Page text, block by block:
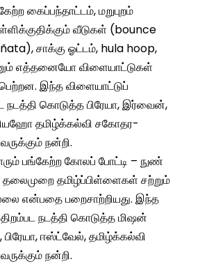
கைப்பந்தாட்டம், மறுபுறம்
வீடுகள் (bounce
சாக்கு ஓட்டம், hula hoop,
எத்தனையோ விளையாட்டுகள்
இந்த விளையாட்டுப்
நடத்தி கொடுத்த பிரேயா, இர்வைன்,
தமிழ்க்கல்வி சகோதர-
நன்றி.
பங்கேற்ற கோலப் போட்டி – நுண்
தமிழ்ப்பிள்ளைகள் சற்றும்
என்பதை பறைசாற்றியது. இந்த
நடத்தி கொடுத்த மிஷன்
ஈஸ்ட்வேல், தமிழ்க்கல்வி
நன்றி.